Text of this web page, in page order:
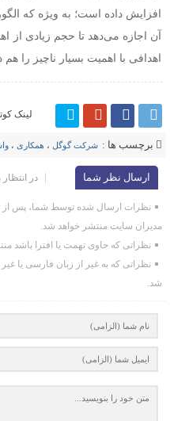
افزایش داده است؛ به ویژه که
آن اجازه می‌دهد تا حجم زیادی از
اهدافی با اهمیت بسیار ناچیز را
لینک
برچسب ها : شرکت گوگل ، همکاری ،
ارسال نظر شما در
نظرات ارسال شده توسط شما، پس از
مدیران سایت منتشر خواهد شد.
نظراتی که حاوی تهمت یا افترا باشد
نظراتی که به غیر از زبان فارسی یا
شد.